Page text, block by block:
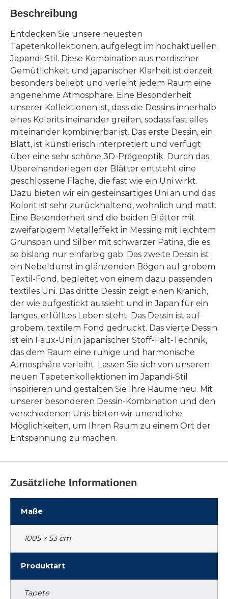
Beschreibung
Entdecken Sie unsere neuesten
Tapetenkollektionen, aufgelegt im hochaktuellen
Japandi-Stil. Diese Kombination aus nordischer
Gemütlichkeit und japanischer Klarheit ist derzeit
besonders beliebt und verleiht jedem Raum eine
angenehme Atmosphäre. Eine Besonderheit
unserer Kollektionen ist, dass die Dessins innerhalb
eines Kolorits ineinander greifen, sodass fast alles
miteinander kombinierbar ist. Das erste Dessin, ein
Blatt, ist künstlerisch interpretiert und verfügt
über eine sehr schöne 3D-Prägeoptik. Durch das
Übereinanderlegen der Blätter entsteht eine
geschlossene Fläche, die fast wie ein Uni wirkt.
Dazu bieten wir ein gesteinsartiges Uni an und das
Kolorit ist sehr zurückhaltend, wohnlich und matt.
Eine Besonderheit sind die beiden Blätter mit
zweifarbigem Metalleffekt in Messing mit leichtem
Grünspan und Silber mit schwarzer Patina, die es
so bislang nur einfarbig gab. Das zweite Dessin ist
ein Nebeldunst in glänzenden Bögen auf grobem
Textil-Fond, begleitet von einem dazu passenden
textiles Uni. Das dritte Dessin zeigt einen Kranich,
der wie aufgestickt aussieht und in Japan für ein
langes, erfülltes Leben steht. Das Dessin ist auf
grobem, textilem Fond gedruckt. Das vierte Dessin
ist ein Faux-Uni in japanischer Stoff-Falt-Technik,
das dem Raum eine ruhige und harmonische
Atmosphäre verleiht. Lassen Sie sich von unseren
neuen Tapetenkollektionen im Japandi-Stil
inspirieren und gestalten Sie Ihre Räume neu. Mit
unserer besonderen Dessin-Kombination und den
verschiedenen Unis bieten wir unendliche
Möglichkeiten, um Ihren Raum zu einem Ort der
Entspannung zu machen.
Zusätzliche Informationen
Maße
1005 × 53 cm
Produktart
Tapete